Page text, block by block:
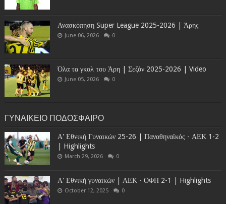
Ανασκόπηση Super League 2025-2026 | Άρης
June 06, 2026 0
Όλα τα γκολ του Άρη | Σεζόν 2025-2026 | Video
June 05, 2026 0
ΓΥΝΑΙΚΕΙΟ ΠΟΔΟΣΦΑΙΡΟ
Α' Εθνική Γυναικών 25-26 | Παναθηναϊκός - ΑΕΚ 1-2
| Highlights
March 29, 2026 0
Α' Εθνική γυναικών | ΑΕΚ - ΟΦΗ 2-1 | Highlights
October 12, 2025 0